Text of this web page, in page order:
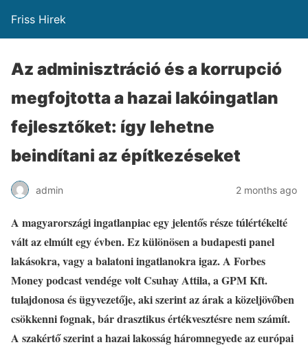
Friss Hirek
Az adminisztráció és a korrupció
megfojtotta a hazai lakóingatlan
fejlesztőket: így lehetne
beindítani az építkezéseket
admin 2 months ago
A magyarországi ingatlanpiac egy jelentős része túlértékelté
vált az elmúlt egy évben. Ez különösen a budapesti panel
lakásokra, vagy a balatoni ingatlanokra igaz. A Forbes
Money podcast vendége volt Csuhay Attila, a GPM Kft.
tulajdonosa és ügyvezetője, aki szerint az árak a közeljövőben
csökkenni fognak, bár drasztikus értékvesztésre nem számít.
A szakértő szerint a hazai lakosság háromnegyede az európai